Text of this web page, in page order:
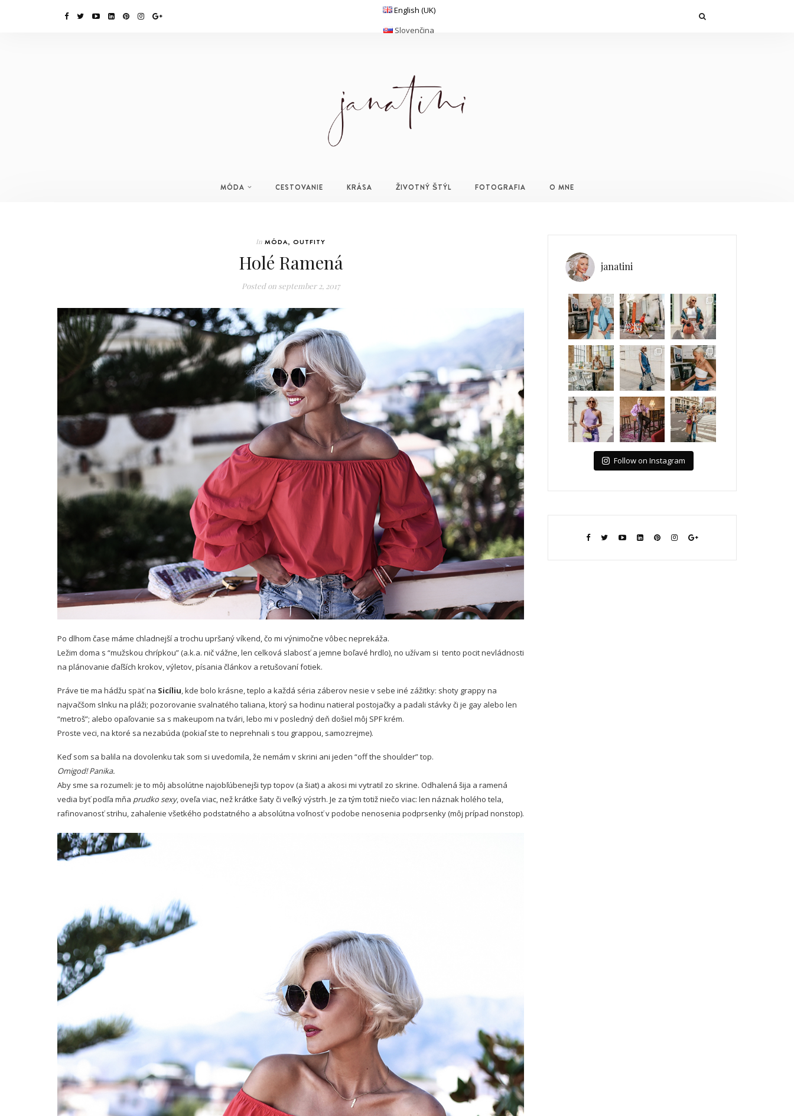
English (UK)
Slovenčina
MÓDA CESTOVANIE KRÁSA ŽIVOTNÝ ŠTÝL FOTOGRAFIA O MNE
In MÓDA, OUTFITY
Holé Ramená
Posted on september 2, 2017
Po dlhom čase máme chladnejší a trochu upršaný víkend, čo mi výnimočne vôbec neprekáža.
Ležim doma s “mužskou chrípkou” (a.k.a. nič vážne, len celková slabosť a jemne boľavé hrdlo), no užívam si tento pocit nevládnosti
na plánovanie ďaľších krokov, výletov, písania článkov a retušovaní fotiek.
Práve tie ma hádžu späť na Sicíliu, kde bolo krásne, teplo a každá séria záberov nesie v sebe iné zážitky: shoty grappy na
najvačšom slnku na pláži; pozorovanie svalnatého taliana, ktorý sa hodinu natieral postojačky a padali stávky či je gay alebo len
“metroš”; alebo opaľovanie sa s makeupom na tvári, lebo mi v posledný deň došiel môj SPF krém.
Proste veci, na ktoré sa nezabúda (pokiaľ ste to neprehnali s tou grappou, samozrejme).
Keď som sa balila na dovolenku tak som si uvedomila, že nemám v skrini ani jeden “off the shoulder” top.
Omigod! Panika.
Aby sme sa rozumeli: je to môj absolútne najobľúbenejši typ topov (a šiat) a akosi mi vytratil zo skrine. Odhalená šija a ramená
vedia byť podľa mňa prudko sexy, oveľa viac, než krátke šaty či veľký výstrh. Je za tým totiž niečo viac: len náznak holého tela,
rafinovanosť strihu, zahalenie všetkého podstatného a absolútna voľnosť v podobe nenosenia podprsenky (môj prípad nonstop).
janatini
Follow on Instagram